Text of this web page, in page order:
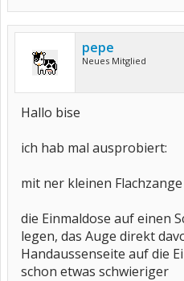
pepe
Neues Mitglied
Hallo bise
ich hab mal ausprobiert:
mit ner kleinen
die Einmaldose auf einen
legen, das Auge direkt
Handaussenseite auf die
schon etwas schwieriger